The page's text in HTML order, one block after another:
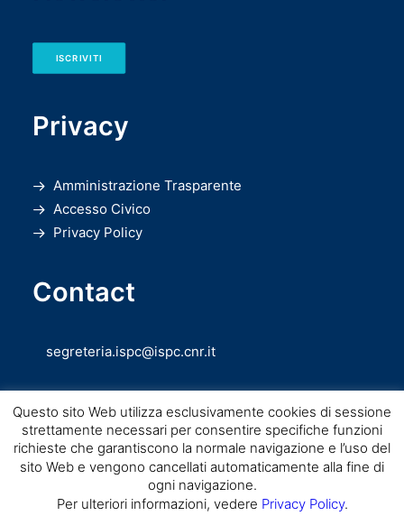
ISCRIVITI
Privacy
Amministrazione Trasparente
Accesso Civico
Privacy Policy
Contact
segreteria.ispc@ispc.cnr.it
Consiglio Nazionale delle Ricerche
Scienze del Patrimonio Culturale – 2026
Questo sito Web utilizza esclusivamente cookies di sessione
strettamente necessari per consentire specifiche funzioni
richieste che garantiscono la normale navigazione e l’uso del
sito Web e vengono cancellati automaticamente alla fine di
ogni navigazione.
Per ulteriori informazioni, vedere Privacy Policy.